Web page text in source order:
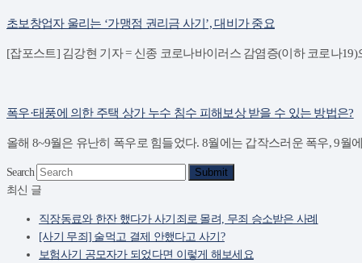
초보창업자 울리는 ‘가맹점 권리금 사기’, 대비가 중요
[잡포스트] 김강현 기자 = 신종 코로나바이러스 감염증(이하 코로나
폭우·태풍에 의한 주택 상가 누수 침수 피해보상 받을 수 있는 방법은?
올해 8~9월은 유난히 폭우로 힘들었다. 8월에는 갑작스러운 폭우, 9월
Search
Submit
최신 글
직장동료와 한잔 했다가 사기죄로 몰려, 무죄 승소받은 사례
[사기 무죄] 술먹고 결제 안했다고 사기?
보험사기 공모자가 되었다면 이렇게 해보세요